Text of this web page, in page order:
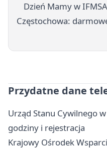
Dzień Mamy w
Częstochowa:
Przydatne dane
Urząd Stanu Cywilnego
godziny i rejestracja
Krajowy Ośrodek